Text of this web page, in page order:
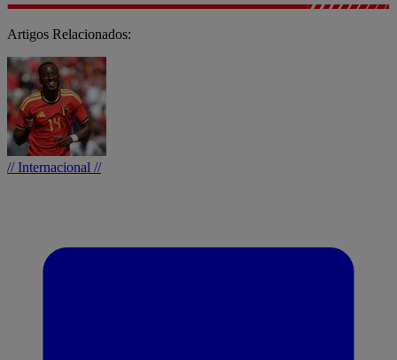
Artigos Relacionados:
// Internacional //